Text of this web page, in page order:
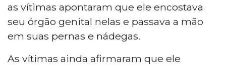
as vítimas apontaram que ele encostava
seu órgão genital nelas e passava a mão
em suas pernas e nádegas.
As vítimas ainda afirmaram que ele